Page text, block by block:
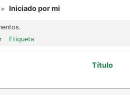
▸ Iniciado por mi
Etiqueta
Título